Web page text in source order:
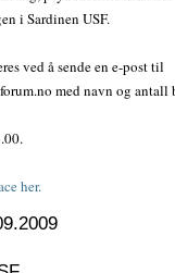
i Sardinen USF.
ved å sende en e-post til
med navn og antall
her.